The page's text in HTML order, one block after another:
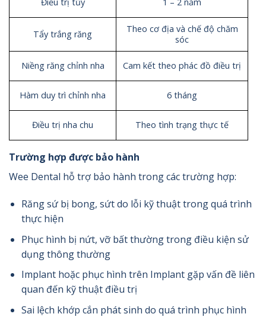
Điều trị tủy 1 – 2 năm
Tẩy trắng răng
Theo cơ địa và chế độ chăm
sóc
Niềng răng chỉnh nha Cam kết theo phác đồ điều trị
Hàm duy trì chỉnh nha 6 tháng
Điều trị nha chu Theo tình trạng thực tế
Trường hợp được bảo hành
Wee Dental hỗ trợ bảo hành trong các trường hợp:
Răng sứ bị bong, sứt do lỗi kỹ thuật trong quá trình
thực hiện
Phục hình bị nứt, vỡ bất thường trong điều kiện sử
dụng thông thường
Implant hoặc phục hình trên Implant gặp vấn đề liên
quan đến kỹ thuật điều trị
Sai lệch khớp cắn phát sinh do quá trình phục hình